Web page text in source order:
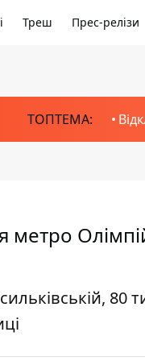
Треш Прес-релізи
ТОПТЕМА:
80